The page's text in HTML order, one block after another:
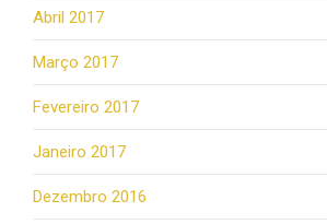
Abril 2017
Março 2017
Fevereiro 2017
Janeiro 2017
Dezembro 2016